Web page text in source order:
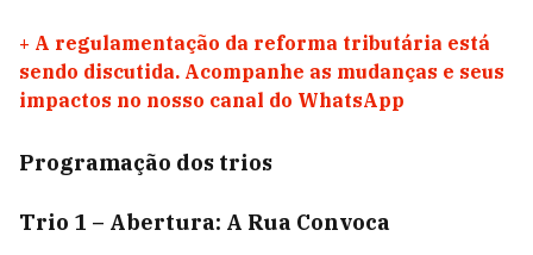
+ A regulamentação da reforma tributária está
sendo discutida. Acompanhe as mudanças e seus
impactos no nosso canal do WhatsApp
Programação dos trios
Trio 1 – Abertura: A Rua Convoca